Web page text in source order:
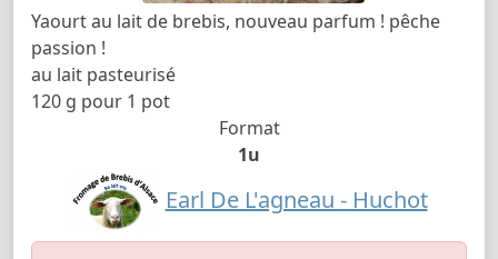
Yaourt au lait de brebis, nouveau parfum ! pêche
passion !
au lait pasteurisé
120 g pour 1 pot
Format
1u
Earl De L'agneau - Huchot